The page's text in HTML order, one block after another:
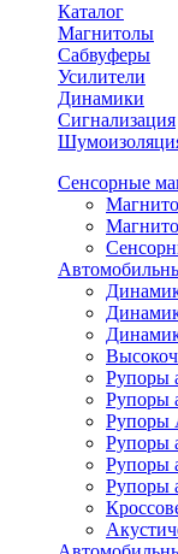
Каталог
Магнитолы
Сабвуферы
Усилители
Динамики
Сигнализация
Сенсорные
Рупоры
Рупоры
Рупоры
Рупоры
Рупоры
Рупоры